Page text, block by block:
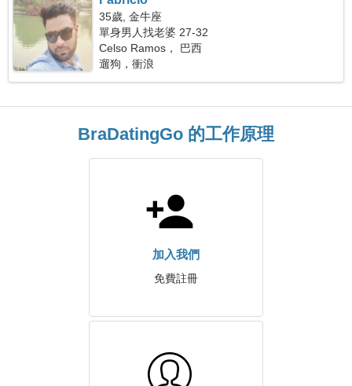
35歲, 金牛座
單身男人找老婆 27-32
Celso Ramos， 巴西
遛狗，衝浪
BraDatingGo 的工作原理
加入我們
免費註冊